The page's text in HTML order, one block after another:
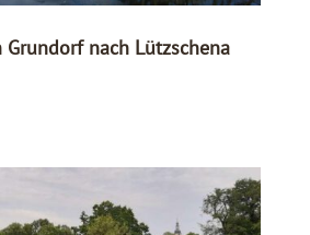
nach Lützschena